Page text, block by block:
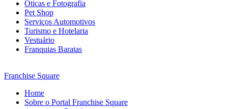
Óticas e Fotografia
Pet Shop
Serviços Automotivos
Turismo e Hotelaria
Vestuário
Franquias Baratas
Franchise Square
Home
Sobre o Portal Franchise Square